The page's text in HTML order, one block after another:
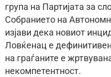
група на Партијата за
Собранието на
изјави дека новиот
Ловќенац е
на граѓаните е
некомпетентност.